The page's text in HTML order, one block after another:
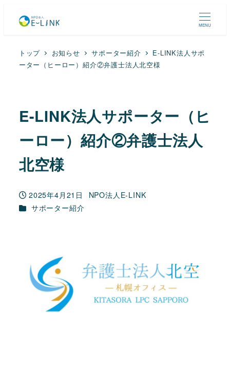
MENU
トップ お知らせ サポーター紹介
E-LINK法人サポ
ーター（ヒーロー）紹介②弁護士法人北空様
E-LINK法人サポーター（ヒ
ーロー）紹介②弁護士法人
北空様
投稿日
2025年4月21日
著
NPO法人E-LINK
カテゴリー
サポーター紹介